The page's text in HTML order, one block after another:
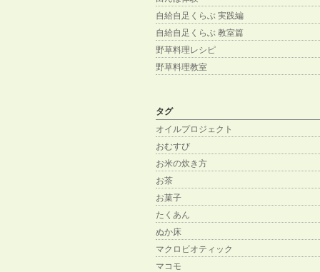
自給自足くらぶ 実践編
自給自足くらぶ 教室篇
野草料理レシピ
野草料理教室
タグ
オイルプロジェクト
おむすび
お米の炊き方
お茶
お菓子
たくあん
ぬか床
マクロビオティック
マコモ